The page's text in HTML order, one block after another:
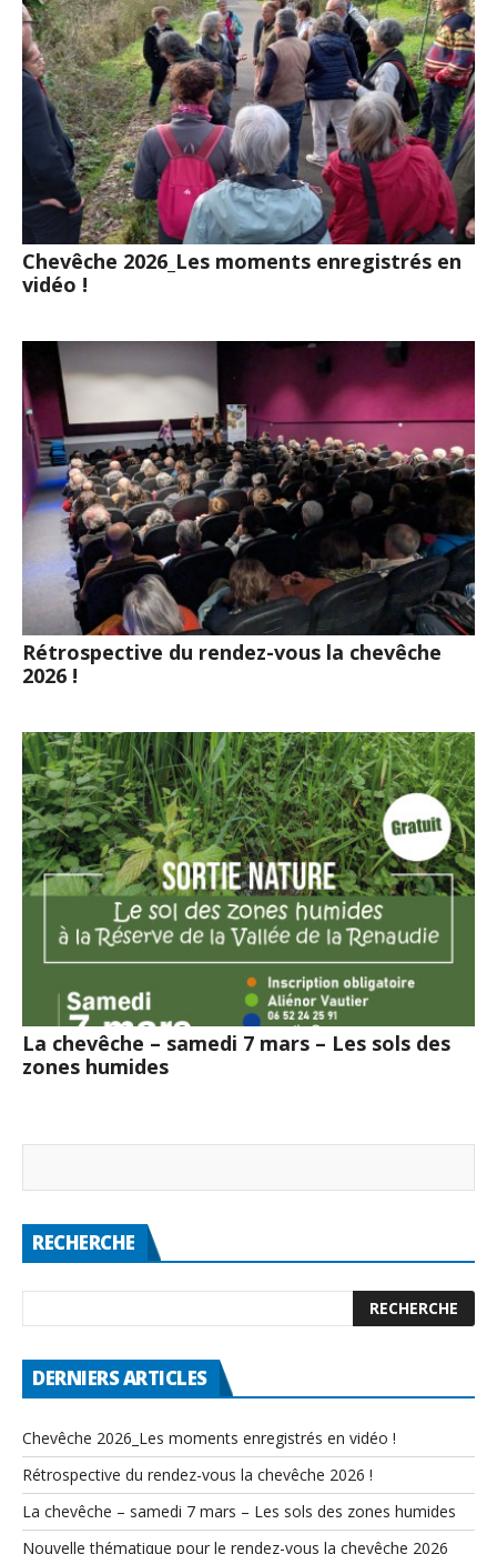
Chevêche 2026_Les moments enregistrés en
vidéo !
Rétrospective du rendez-vous la chevêche
2026 !
La chevêche – samedi 7 mars – Les sols des
zones humides
RECHERCHE
DERNIERS ARTICLES
Chevêche 2026_Les moments enregistrés en vidéo !
Rétrospective du rendez-vous la chevêche 2026 !
La chevêche – samedi 7 mars – Les sols des zones humides
Nouvelle thématique pour le rendez-vous la chevêche 2026